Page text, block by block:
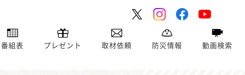
番組表 プレゼント 取材依頼 防災情報 動画検索